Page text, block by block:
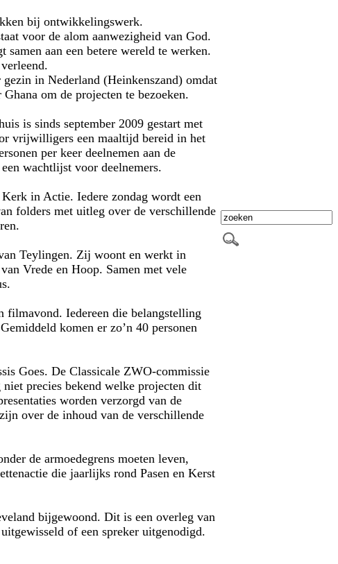
bij ontwikkelingswerk.
voor de alom aanwezigheid van God.
aan een betere wereld te werken.
in Nederland (Heinkenszand) omdat
om de projecten te bezoeken.
is sinds september 2009 gestart met
vrijwilligers een maaltijd bereid in het
per keer deelnemen aan de
wachtlijst voor deelnemers.
in Actie. Iedere zondag wordt een
folders met uitleg over de verschillende
Teylingen. Zij woont en werkt in
Vrede en Hoop. Samen met vele
filmavond. Iedereen die belangstelling
komen er zo’n 40 personen
Goes. De Classicale ZWO-commissie
precies bekend welke projecten dit
worden verzorgd van de
over de inhoud van de verschillende
de armoedegrens moeten leven,
die jaarlijks rond Pasen en Kerst
bijgewoond. Dit is een overleg van
of een spreker uitgenodigd.